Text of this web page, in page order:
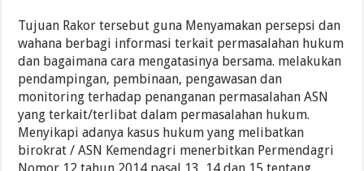
Tujuan Rakor tersebut guna Menyamakan persepsi dan
wahana berbagi informasi terkait permasalahan hukum
dan bagaimana cara mengatasinya bersama. melakukan
pendampingan, pembinaan, pengawasan dan
monitoring terhadap penanganan permasalahan ASN
yang terkait/terlibat dalam permasalahan hukum.
Menyikapi adanya kasus hukum yang melibatkan
birokrat / ASN Kemendagri menerbitkan Permendagri